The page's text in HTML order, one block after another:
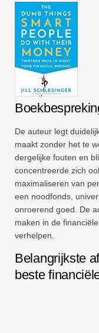
De auteur legt
maakt zonder het te
dergelijke fouten en
concentreerde zich
maximaliseren van
een noodfonds,
onroerend goed. De
maken in de
verhelpen.
Belangrijkste
beste